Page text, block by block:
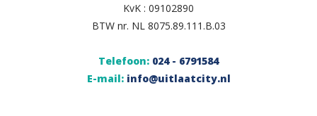
KvK : 09102890
BTW nr. NL 8075.89.111.B.03
Telefoon: 024 - 6791584
E-mail: info@uitlaatcity.nl